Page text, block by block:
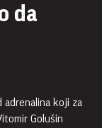
da
koji za
Golušin